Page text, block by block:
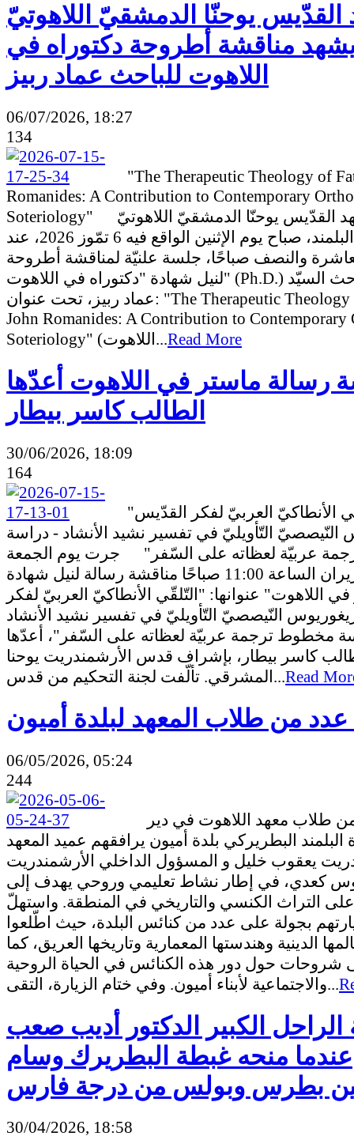
القدّيس يوحنّا الدمشقيّ اللاهوتيّ
مناقشة أطروحة دكتوراه في
اللاهوت للباحث عماد ربيز
06/07/2026, 18:27
134
"The Therapeutic Theology of
Romanides: A Contribution to Contemporary
Soteriology" شهد معهد القدّيس يوحنّا الدمشقيّ اللاهوتيّ
في جامعة البلمند، صباح يوم الإثنين الواقع فيه 6 تمّوز 2026، عند
والنصف صباحًا، جلسة علنيّة لمناقشة أطروحة
لنيل شهادة "دكتوراه في اللاهوت" (Ph.D.) أعدّها الباحث السيّد
عماد ربيز، تحت عنوان: "The Therapeutic Theology of Father
John Romanides: A Contribution to Contemporary
Soteriology" (اللاهوت...Read More
رسالة ماستر في اللاهوت أعدّها
الطالب كاسر بيطار
30/06/2026, 18:09
164
"التّلقّي الأنطاكيّ العربيّ لفكر القدّيس
النّيصصيّ التّأويليّ في تفسير نشيد الأنشاد - دراسة
عربيّة لعظاته على السّفر" جرت يوم الجمعة
26 حزيران الساعة 11:00 صباحًا مناقشة رسالة لنيل شهادة
اللاهوت" عنوانها: "التّلقّي الأنطاكيّ العربيّ لفكر
النّيصصيّ التّأويليّ في تفسير نشيد الأنشاد
مخطوط ترجمة عربيّة لعظاته على السّفر"، أعدّها
كاسر بيطار، بإشراف قدس الأرشمندريت يوحنا
المشرقي. تألّفت لجنة التحكيم من قدس...Read
عدد من طلاب المعهد لبلدة أميون
06/05/2026, 05:24
244
البلمند البطريركي بلدة أميون يرافقهم عميد المعهد
يعقوب خليل و المسؤول الداخلي الأرشمندريت
كعدي، في إطار نشاط تعليمي وروحي يهدف إلى
التراث الكنسي والتاريخي في المنطقة. واستهلّ
بجولة على عدد من كنائس البلدة، حيث اطّلعوا
الدينية وهندستها المعمارية وتاريخها العريق، كما
شروحات حول دور هذه الكنائس في الحياة الروحية
والاجتماعية لأبناء أميون. وفي ختام الزيارة، التقى...
الراحل الكبير الدكتور أديب صعب
عندما منحه غبطة البطريرك وسام
بطرس وبولس من درجة فارس
30/04/2026, 18:58